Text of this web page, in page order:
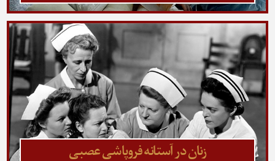
زنان در آستانه فروپاشی عصبی